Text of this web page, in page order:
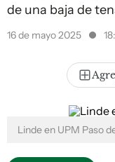
de una baja de
16 de mayo 2025
Linde en UPM Paso